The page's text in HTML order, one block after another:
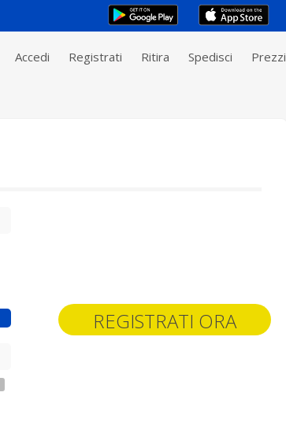
Accedi Registrati Ritira Spedisci Prezzi
REGISTRATI ORA